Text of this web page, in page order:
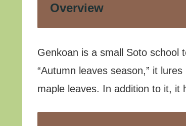
Overview
Genkoan is a small Soto school
“Autumn leaves season,” it
maple leaves. In addition to it, it